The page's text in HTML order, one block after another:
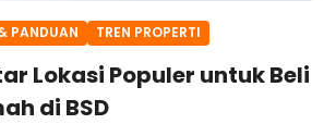
PANDUAN TREN PROPERTI
Lokasi Populer untuk Beli
di BSD